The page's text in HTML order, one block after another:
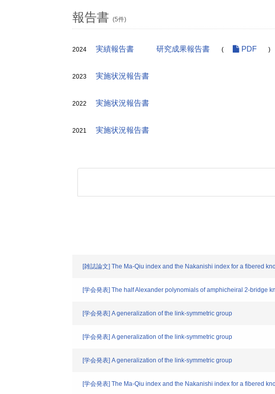
報告書 (5件)
2024 実績報告書 研究成果報告書 ( PDF )
2023 実施状況報告書
2022 実施状況報告書
2021 実施状況報告書
[雑誌論文] The Ma-Qiu index and the Nakanishi index for a fibered
[学会発表] The half Alexander polynomials of amphicheiral 2-bridge
[学会発表] A generalization of the link-symmetric group
[学会発表] A generalization of the link-symmetric group
[学会発表] A generalization of the link-symmetric group
[学会発表] The Ma-Qiu index and the Nakanishi index for a fibered